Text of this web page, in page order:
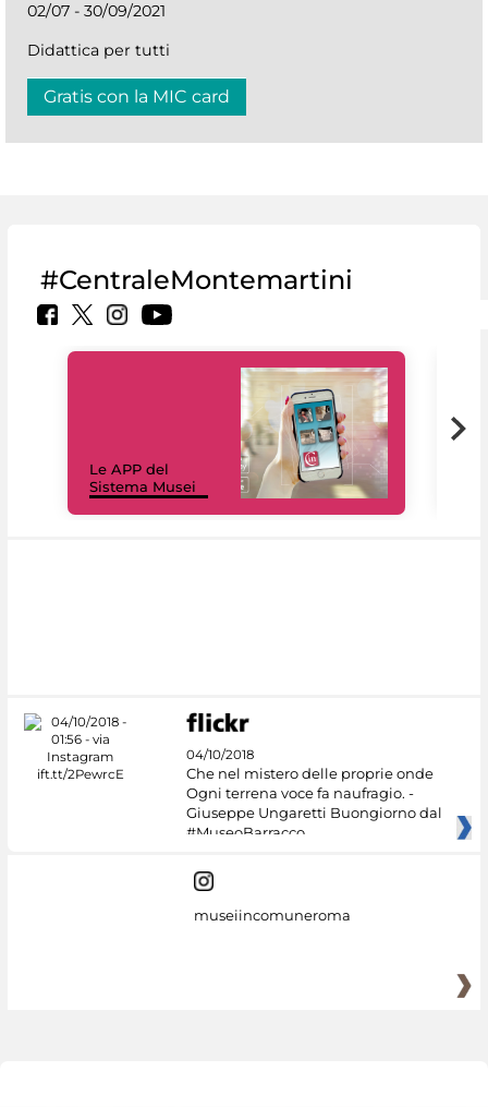
02/07 - 30/09/2021
Didattica per tutti
Gratis con la MIC card
#CentraleMontemartini
Le APP del
Sistema Musei
04/10/2018
Che nel mistero delle proprie onde
Ogni terrena voce fa naufragio. -
Giuseppe Ungaretti Buongiorno dal
#MuseoBarracco
museiincomuneroma